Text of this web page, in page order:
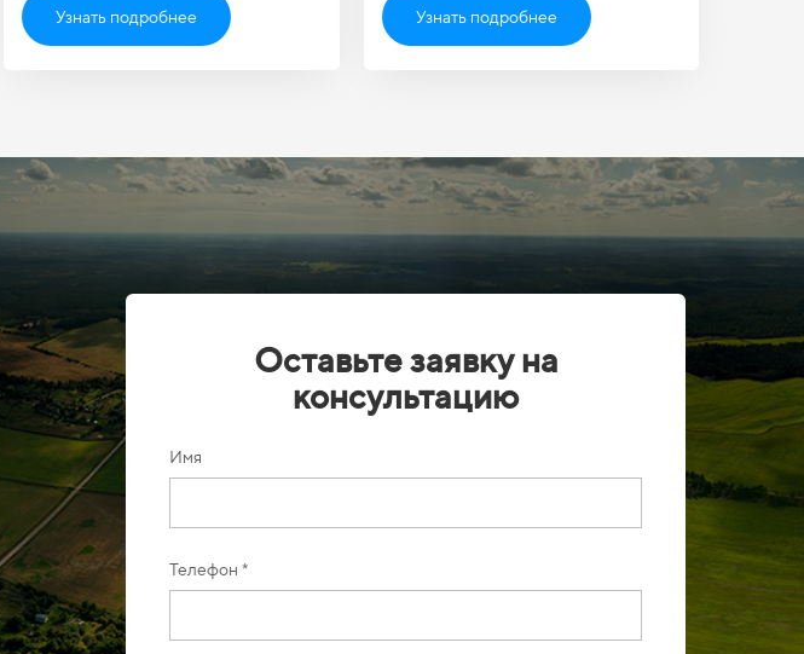
Узнать подробнее Узнать подробнее
Оставьте заявку на
консультацию
Имя
Телефон *